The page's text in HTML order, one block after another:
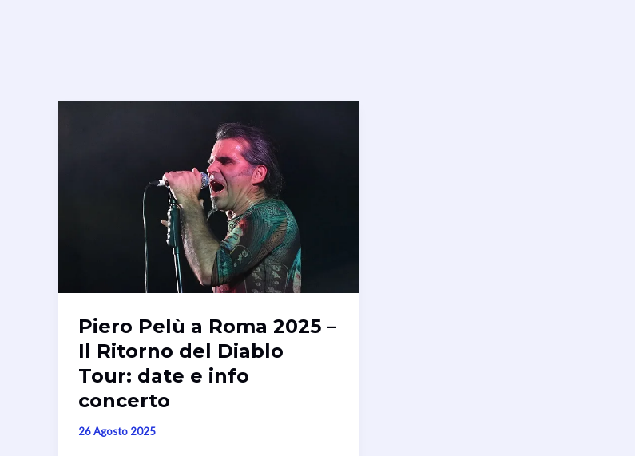
Piero Pelù a Roma 2025 –
Il Ritorno del Diablo
Tour: date e info
concerto
26 Agosto 2025